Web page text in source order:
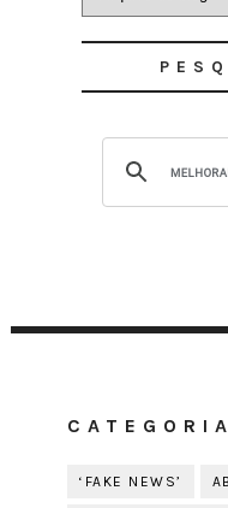
‘FAKE NEWS’